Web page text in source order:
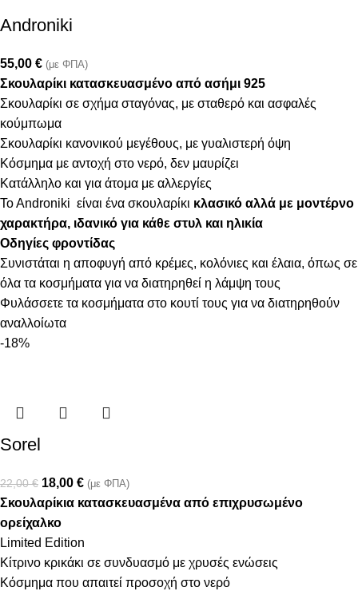
Androniki
55,00 € (με ΦΠΑ)
Σκουλαρίκι κατασκευασμένο από ασήμι 925
Σκουλαρίκι σε σχήμα σταγόνας, με σταθερό και ασφαλές
κούμπωμα
Σκουλαρίκι κανονικού μεγέθους, με γυαλιστερή όψη
Κόσμημα με αντοχή στο νερό, δεν μαυρίζει
Κατάλληλο και για άτομα με αλλεργίες
To Androniki είναι ένα σκουλαρίκι κλασικό αλλά με μοντέρνο
χαρακτήρα, ιδανικό για κάθε στυλ και ηλικία
Οδηγίες φροντίδας
Συνιστάται η αποφυγή από κρέμες, κολόνιες και έλαια, όπως σε
όλα τα κοσμήματα για να διατηρηθεί η λάμψη τους
Φυλάσσετε τα κοσμήματα στο κουτί τους για να διατηρηθούν
αναλλοίωτα
-18%
Sorel
22,00€ 18,00 € (με ΦΠΑ)
Σκουλαρίκια κατασκευασμένα από επιχρυσωμένο
ορείχαλκο
Limited Edition
Κίτρινο κρικάκι σε συνδυασμό με χρυσές ενώσεις
Κόσμημα που απαιτεί προσοχή στο νερό